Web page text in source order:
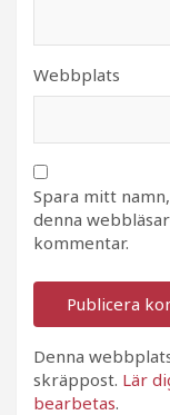
Webbplats
Spara mitt
denna
kommentar.
Denna
skräppost. Lär
bearbetas.